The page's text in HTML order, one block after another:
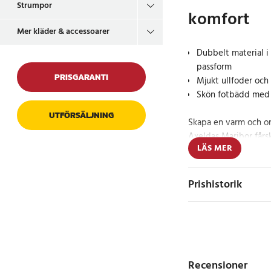
Strumpor
Mer kläder & accessoarer
PRISGARANTI
UTFÖRSÄLJNING
komfort
Dubbelt material
passform
Mjukt ullfoder och
Skön fotbädd
Skapa en varm och
Axeldas Maribor
är tillverkad med
ger både hållbarhet
fodrad med mjuk ull
fårskinnskragen kan
mot kyla.
använda under hela
LÄS MER
Prishistorik
Recensioner